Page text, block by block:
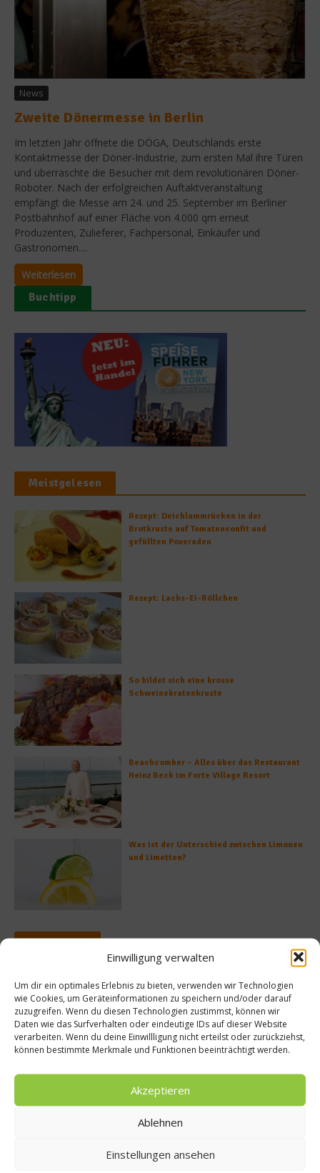
Einwilligung verwalten
Um dir ein optimales Erlebnis zu bieten, verwenden wir Technologien
wie Cookies, um Geräteinformationen zu speichern und/oder darauf
zuzugreifen. Wenn du diesen Technologien zustimmst, können wir
Daten wie das Surfverhalten oder eindeutige IDs auf dieser Website
verarbeiten. Wenn du deine Einwillligung nicht erteilst oder zurückziehst,
können bestimmte Merkmale und Funktionen beeinträchtigt werden.
Akzeptieren
Ablehnen
Einstellungen ansehen
News
Zweite Dönermesse in Berlin
Im letzten Jahr öffnete die DÖGA, Deutschlands erste
Kontaktmesse der Döner-Industrie, zum ersten Mal ihre Türen
und überraschte die Besucher mit dem revolutionären Döner-
Roboter. Nach der erfolgreichen Auftaktveranstaltung
empfängt die Messe am 24. und 25. September im Berliner
Postbahnhof auf einer Fläche von 4.000 qm erneut
Produzenten, Zulieferer, Fachpersonal, Einkäufer und
Gastronomen....
Weiterlesen
Buchtipp
Meistgelesen
Rezept: Deichlammrücken in der
Brotkruste auf Tomatenconfit und
gefüllten Poveraden
Rezept: Lachs-Ei-Röllchen
So bildet sich eine krosse
Schweinebratenkruste
Beachcomber – Alles über das Restaurant
Heinz Beck im Forte Village Resort
Was ist der Unterschied zwischen Limonen
und Limetten?
Empfohlen
Nabel der
News
Die Zahl der
25. März 2014